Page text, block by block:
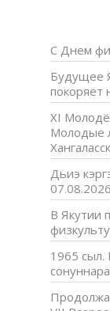
С Днем
Будущее
XI
Молодые
Дьиэ
В Якутии
1965 сыл.
сонуннара